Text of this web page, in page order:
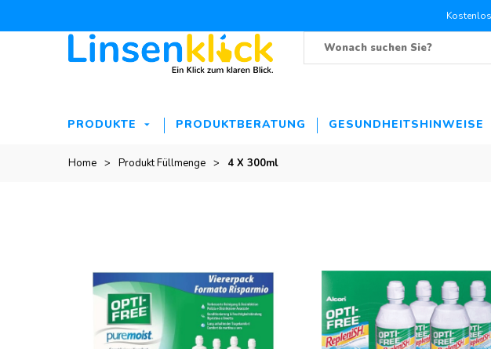
PRODUKTE PRODUKTBERATUNG GESUNDHEITSHINWEISE
Home > Produkt Füllmenge > 4 X 300ml